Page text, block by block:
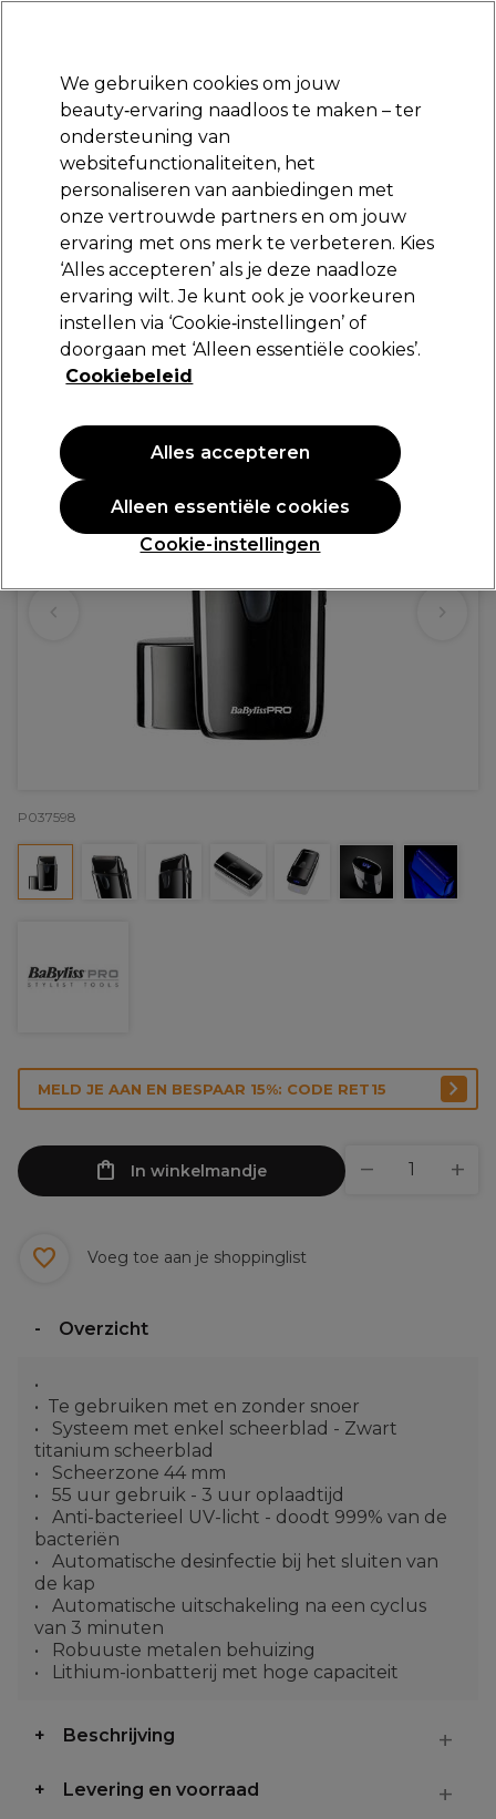
Aanmelden
Merken Deals Haar Elektra
Volgende dag geleverd*
Na verzending, maandag t/m vrijdag
BaByliss PRO
BaByliss PRO UV Single Foil Shaver FXLFS1E
179,69 €
P037598
MELD JE AAN EN BESPAAR 15%: CODE RET15
In winkelmandje
Voeg toe aan je shoppinglist
Overzicht
Te gebruiken met en zonder snoer
Systeem met enkel scheerblad - Zwart
titanium scheerblad
Scheerzone 44 mm
55 uur gebruik - 3 uur oplaadtijd
Anti-bacterieel UV-licht - doodt 999% van de
bacteriën
Automatische desinfectie bij het sluiten van
de kap
Automatische uitschakeling na een cyclus
van 3 minuten
Robuuste metalen behuizing
Lithium-ionbatterij met hoge capaciteit
Beschrijving
Levering en voorraad
We gebruiken cookies om jouw
beauty‑ervaring naadloos te maken – ter
ondersteuning van
websitefunctionaliteiten, het
personaliseren van aanbiedingen met
onze vertrouwde partners en om jouw
ervaring met ons merk te verbeteren. Kies
‘Alles accepteren’ als je deze naadloze
ervaring wilt. Je kunt ook je voorkeuren
instellen via ‘Cookie‑instellingen’ of
doorgaan met ‘Alleen essentiële cookies’.
Cookiebeleid
Cookie-instellingen
Alleen essentiële cookies
Alles accepteren